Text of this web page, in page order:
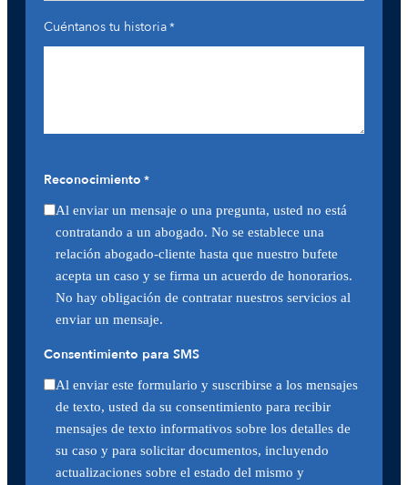
Cuéntanos tu historia*
Reconocimiento *
Al enviar un mensaje o una pregunta, usted no está
contratando a un abogado. No se establece una
relación abogado-cliente hasta que nuestro bufete
acepta un caso y se firma un acuerdo de honorarios.
No hay obligación de contratar nuestros servicios al
enviar un mensaje.
Consentimiento para SMS
Al enviar este formulario y suscribirse a los mensajes
de texto, usted da su consentimiento para recibir
mensajes de texto informativos sobre los detalles de
su caso y para solicitar documentos, incluyendo
actualizaciones sobre el estado del mismo y